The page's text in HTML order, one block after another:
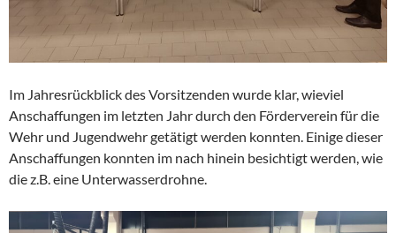
Im Jahresrückblick des Vorsitzenden wurde klar, wieviel
Anschaffungen im letzten Jahr durch den Förderverein für die
Wehr und Jugendwehr getätigt werden konnten. Einige dieser
Anschaffungen konnten im nach hinein besichtigt werden, wie
die z.B. eine Unterwasserdrohne.